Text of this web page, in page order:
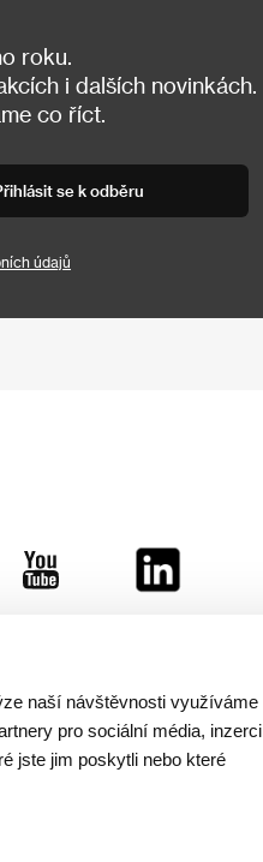
naší návštěvnosti využíváme
pro sociální média, inzerci
jste jim poskytli nebo které
roku.
i dalších novinkách.
co říct.
se k odběru
údajů
i další projekty: